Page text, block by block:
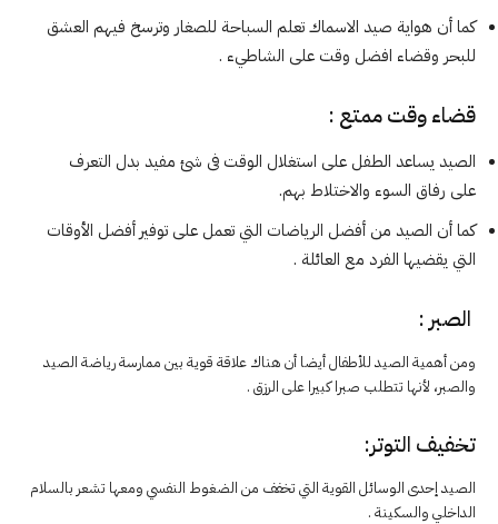
كما أن هواية صيد الاسماك تعلم السباحة للصغار وترسخ فيهم العشق
للبحر وقضاء افضل وقت على الشاطيء .
قضاء وقت ممتع :
الصيد يساعد الطفل على استغلال الوقت فى شئ مفيد بدل التعرف
على رفاق السوء والاختلاط بهم.
كما أن الصيد من أفضل الرياضات التي تعمل على توفير أفضل الأوقات
التي يقضيها الفرد مع العائلة .
الصبر :
ومن أهمية الصيد للأطفال أيضا أن هناك علاقة قوية بين ممارسة رياضة الصيد
والصبر، لأنها تتطلب صبرا كبيرا على الرزق .
تخفيف التوتر:
الصيد إحدى الوسائل القوية التي تخفف من الضغوط النفسي ومعها تشعر بالسلام
الداخلي والسكينة .